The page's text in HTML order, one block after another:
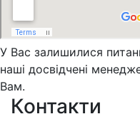
У Вас залишилися
наші досвідчені
Вам.
Контакти